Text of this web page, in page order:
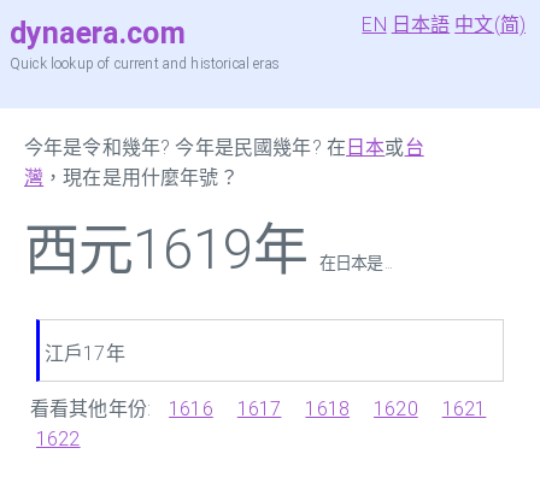
dynaera.com
Quick lookup of current and historical eras
EN 日本語 中文(简)
今年是令和幾年? 今年是民國幾年? 在 日本或台
灣 ，現在是用什麼年號？
西元1619年 在日本是 ...
江戶17年
看看其他年份: 1616 1617 1618 1620
1621
1622